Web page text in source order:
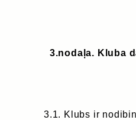
3.nodaļa. Kluba
3.1. Klubs ir